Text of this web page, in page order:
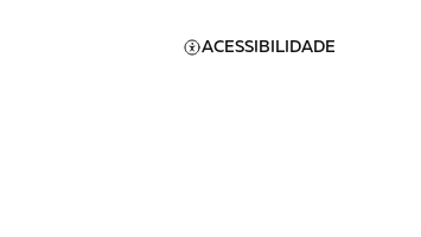
ACESSIBILIDADE